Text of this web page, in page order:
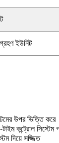
ইউনিট
উপর ভিত্তি করে
কন্ট্রোল সিস্টেম
দিয়ে সজ্জিত